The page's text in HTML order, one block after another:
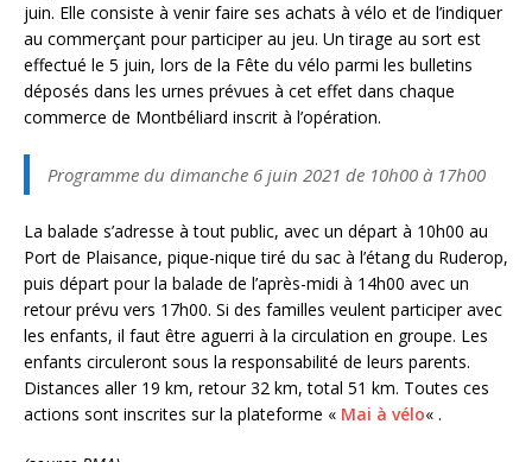
juin. Elle consiste à venir faire ses achats à vélo et de l’indiquer
au commerçant pour participer au jeu. Un tirage au sort est
effectué le 5 juin, lors de la Fête du vélo parmi les bulletins
déposés dans les urnes prévues à cet effet dans chaque
commerce de Montbéliard inscrit à l’opération.
Programme du dimanche 6 juin 2021 de 10h00 à 17h00
La balade s’adresse à tout public, avec un départ à 10h00 au
Port de Plaisance, pique-nique tiré du sac à l’étang du Ruderop,
puis départ pour la balade de l’après-midi à 14h00 avec un
retour prévu vers 17h00. Si des familles veulent participer avec
les enfants, il faut être aguerri à la circulation en groupe. Les
enfants circuleront sous la responsabilité de leurs parents.
Distances aller 19 km, retour 32 km, total 51 km. Toutes ces
actions sont inscrites sur la plateforme « Mai à vélo« .